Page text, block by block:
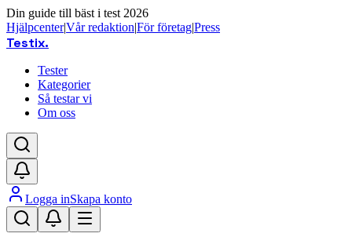
Din guide till bäst i test 2026
Hjälpcenter|Vår redaktion|För företag|Press
Testix.
Tester
Kategorier
Så testar vi
Om oss
Logga inSkapa konto